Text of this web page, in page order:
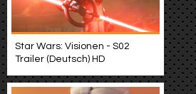
Star Wars: Visionen - S02
Trailer (Deutsch) HD